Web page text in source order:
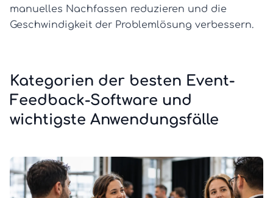
manuelles Nachfassen reduzieren und die
Geschwindigkeit der Problemlösung verbessern.
Kategorien der besten Event-
Feedback-Software und
wichtigste Anwendungsfälle